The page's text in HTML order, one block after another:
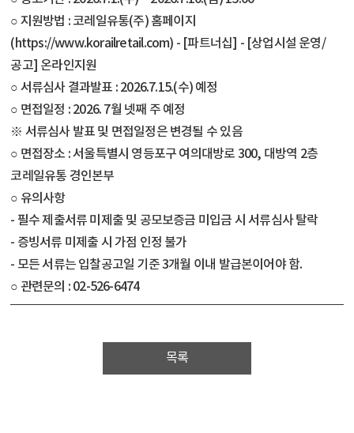
○ 지원방법 : 코레일유통(주) 홈페이지
(https://www.korailretail.com) - [파트너십] - [상업시설 운영/
공고] 온라인지원
○ 서류심사 결과발표 : 2026.7.15.(수) 예정
○ 면접일정 : 2026. 7월 넷째 주 예정
※ 서류심사 발표 및 면접일정은 변경될 수 있음
○ 면접장소 : 서울특별시 영등포구 여의대방로 300, 대방역 2층
코레일유통 경인본부
○ 유의사항
- 필수 제출서류 미제출 및 공모보증금 미입금 시 서류심사 탈락
- 증빙서류 미제출 시 가점 인정 불가
- 모든 서류는 입찰공고일 기준 3개월 이내 발급본이어야 함.
○ 관련문의 : 02-526-6474
목록